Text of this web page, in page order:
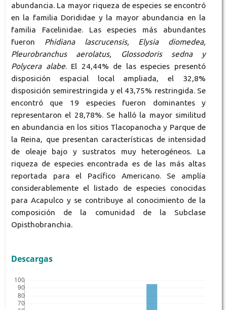
abundancia. La mayor riqueza de especies se encontró
en la familia Dorididae y la mayor abundancia en la
familia Facelinidae. Las especies más abundantes
fueron Phidiana lascrucensis, Elysia diomedea,
Pleurobranchus aerolatus, Glossodoris sedna y
Polycera alabe. El 24,44% de las especies presentó
disposición espacial local ampliada, el 32,8%
disposición semirestringida y el 43,75% restringida. Se
encontró que 19 especies fueron dominantes y
representaron el 28,78%. Se halló la mayor similitud
en abundancia en los sitios Tlacopanocha y Parque de
la Reina, que presentan características de intensidad
de oleaje bajo y sustratos muy heterogéneos. La
riqueza de especies encontrada es de las más altas
reportada para el Pacífico Americano. Se amplía
considerablemente el listado de especies conocidas
para Acapulco y se contribuye al conocimiento de la
composición de la comunidad de la Subclase
Opisthobranchia.
Descargas